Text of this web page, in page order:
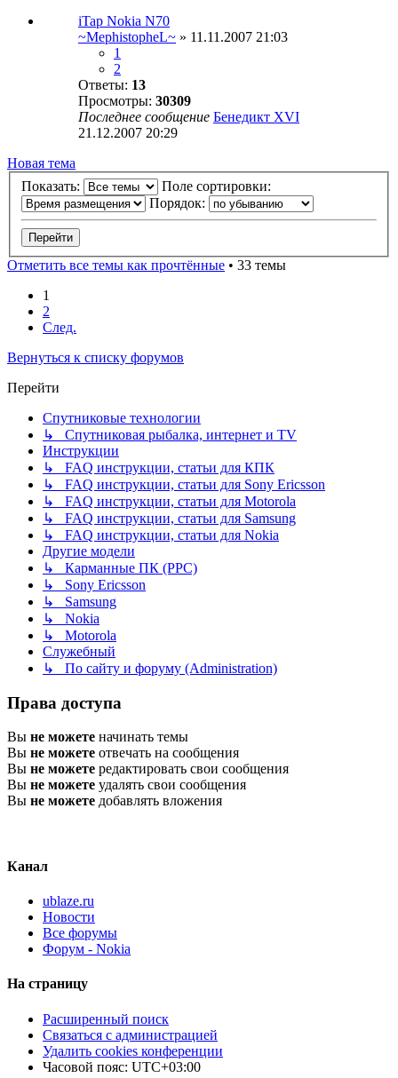
iTap Nokia N70
~MephistopheL~ » 11.11.2007 21:03
1
2
Ответы: 13
Просмотры: 30309
Последнее сообщение Бенедикт XVI
21.12.2007 20:29
Новая тема
Показать:
Поле сортировки:
Порядок:
Отметить все темы как прочтённые • 33 темы
1
2
След.
Вернуться к списку форумов
Перейти
Спутниковые технологии
↳ Спутниковая рыбалка, интернет и TV
Инструкции
↳ FAQ инструкции, статьи для КПК
↳ FAQ инструкции, статьи для Sony Ericsson
↳ FAQ инструкции, статьи для Motorola
↳ FAQ инструкции, статьи для Samsung
↳ FAQ инструкции, статьи для Nokia
Другие модели
↳ Карманные ПК (PPC)
↳ Sony Ericsson
↳ Samsung
↳ Nokia
↳ Motorola
Служебный
↳ По сайту и форуму (Administration)
Права доступа
Вы не можете начинать темы
Вы не можете отвечать на сообщения
Вы не можете редактировать свои сообщения
Вы не можете удалять свои сообщения
Вы не можете добавлять вложения
Канал
ublaze.ru
Новости
Все форумы
Форум - Nokia
На страницу
Расширенный поиск
Связаться с администрацией
Удалить cookies конференции
Часовой пояс: UTC+03:00